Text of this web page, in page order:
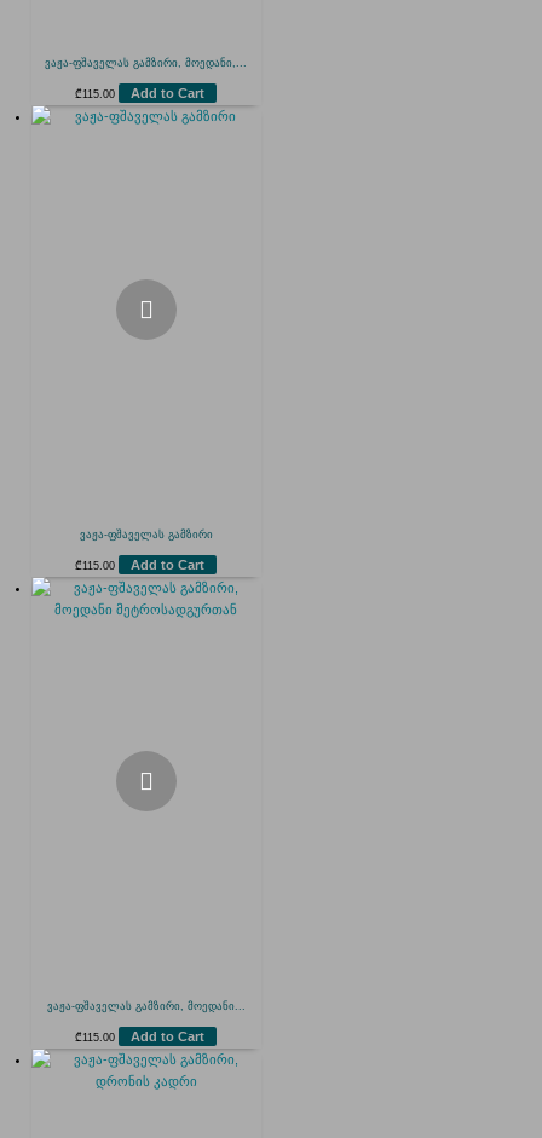
ვაჟა-ფშაველას გამზირი, მოედანი,...
₾115.00 Add to Cart
ვაჟა-ფშაველას გამზირი
₾115.00 Add to Cart
ვაჟა-ფშაველას გამზირი, მოედანი...
₾115.00 Add to Cart